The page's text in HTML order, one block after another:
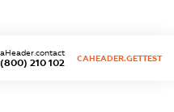
210 102 CAHEADER.GETTEST